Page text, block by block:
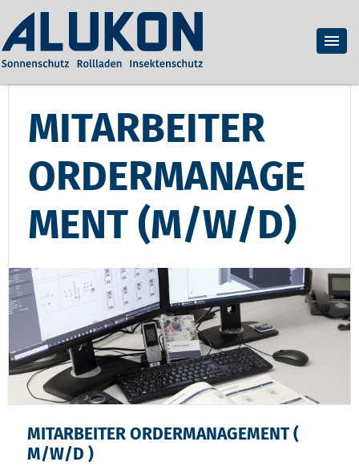
MITARBEITER
ORDERMANAGE
MENT (M/W/D)
MITARBEITER ORDERMANAGEMENT (
M/W/D )